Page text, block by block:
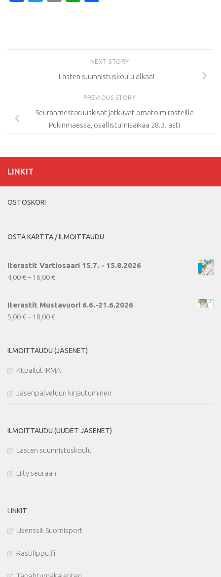
NEXT STORY
Lasten suunnistuskoulu alkaa!
PREVIOUS STORY
Seuranmestaruuskisat jatkuvat omatoimirasteilla
Pukinmäessä, osallistumisaikaa 28.3. asti
LINKIT
OSTOSKORI
OSTA KARTTA / ILMOITTAUDU
Iterastit Vartiosaari 15.7. - 15.8.2026
4,00€– 16,00€Hintaluokka:
Iterastit Mustavuori 6.6.-21.6.2026
5,00€– 18,00€Hintaluokka:
18,00 €
ILMOITTAUDU (JÄSENET)
Kilpailut IRMA
Jäsenpalveluun kirjautuminen
ILMOITTAUDU (UUDET JÄSENET)
Lasten suunnistuskoulu
Liity seuraan
LINKIT
Lisenssit Suomisport
Rastilippu.fi